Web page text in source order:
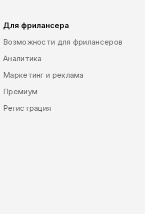
Для фрилансера
Возможности для фрилансеров
Аналитика
Маркетинг и реклама
Премиум
Регистрация